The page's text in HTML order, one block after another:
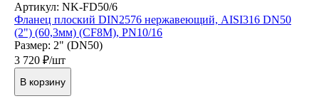
Артикул: NK-FD50/6
Фланец плоский DIN2576 нержавеющий, AISI316 DN50
(2") (60,3мм) (CF8M), РN10/16
Размер: 2" (DN50)
3 720 ₽/шт
В корзину